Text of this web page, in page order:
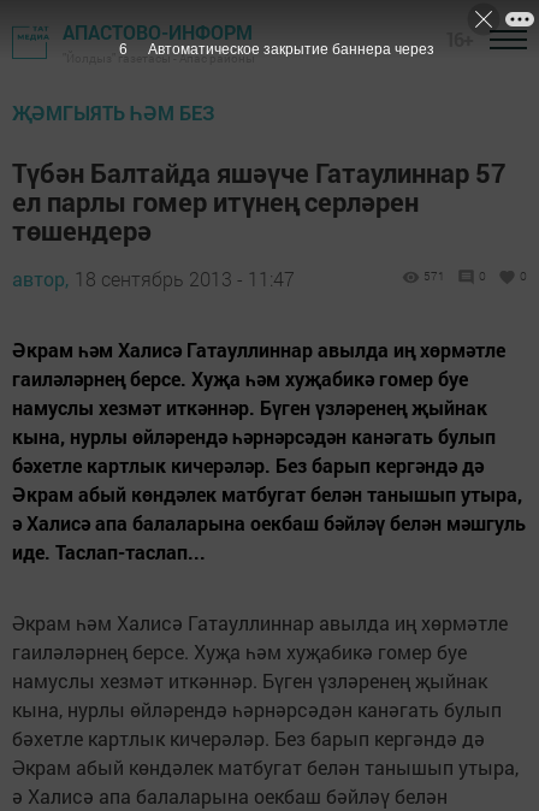
АПАСТОВО-ИНФОРМ
"Йолдыз" газетасы - Апас районы
ҖӘМГЫЯТЬ ҺӘМ БЕЗ
Түбән Балтайда яшәүче Гатаулиннар 57
ел парлы гомер итүнең серләрен
төшендерә
автор, 18 сентябрь 2013 - 11:47 571 0 0
Әкрам һәм Халисә Гатауллиннар авылда иң хөрмәтле
гаиләләрнең берсе. Хуҗа һәм хуҗабикә гомер буе
намуслы хезмәт иткәннәр. Бүген үзләренең җыйнак
кына, нурлы өйләрендә һәрнәрсәдән канәгать булып
бәхетле картлык кичерәләр. Без барып кергәндә дә
Әкрам абый көндәлек матбугат белән танышып утыра,
ә Халисә апа балаларына оекбаш бәйләү белән мәшгуль
иде. Таслап-таслап...
Әкрам һәм Халисә Гатауллиннар авылда иң хөрмәтле
гаиләләрнең берсе. Хуҗа һәм хуҗабикә гомер буе
намуслы хезмәт иткәннәр. Бүген үзләренең җыйнак
кына, нурлы өйләрендә һәрнәрсәдән канәгать булып
бәхетле картлык кичерәләр. Без барып кергәндә дә
Әкрам абый көндәлек матбугат белән танышып утыра,
ә Халисә апа балаларына оекбаш бәйләү белән
5 Автоматическое закрытие баннера через